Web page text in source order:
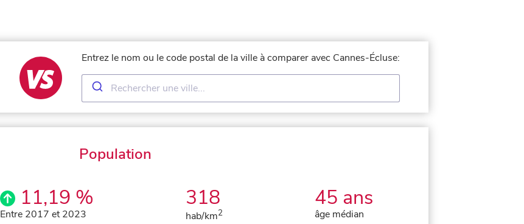
Entrez le nom ou le code postal de la ville à comparer avec Cannes-Écluse:
Population
11,19 %
Entre 2017 et 2023
318
hab/km2
45 ans
âge médian